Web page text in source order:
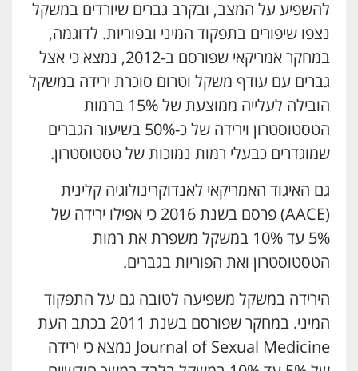
להשפיע על המצב, ובקרב גברים שיורדים במשקל
נצפו שיפורים בתפקוד המיני ובפוריות. לדוגמה,
במחקר אמריקאי שפורסם ב-2012, נמצא כי אצל
גברים עם עודף משקל וטרום סוכרת ירידה במשקל
הובילה לעלייה ממוצעת של 15% ברמות
הטסטוסטרון וירידה של כ-50% בשיעור הגברים
שמוגדרים כבעלי רמות נמוכות של טסטוסטרון.
גם האיגוד האמריקאי לאנדוקרינולוגיה קלינית
(AACE) פרסם בשנת 2016 כי אפילו ירידה של
5% עד 10% במשקל משפרת את רמות
הטסטוסטרון ואת הפוריות בגברים.
הירידה במשקל משפיעה לטובה גם על התפקוד
המיני. במחקר שפורסם בשנת 2011 בכתב העת
Journal of Sexual Medicine נמצא כי ירידה